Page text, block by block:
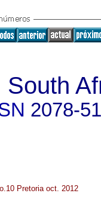
South
2078-
Pretoria oct. 2012